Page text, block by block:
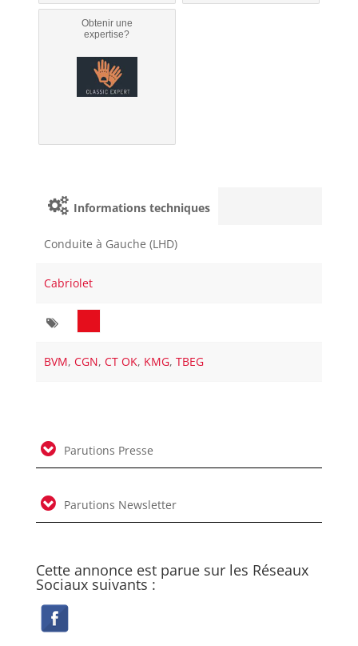
Obtenir une
expertise?
Informations techniques
Conduite à Gauche (LHD)
Cabriolet
BVM,CGN,CT OK, KMG,TBEG
Parutions Presse
Parutions Newsletter
Cette annonce est parue sur les Réseaux
Sociaux suivants :